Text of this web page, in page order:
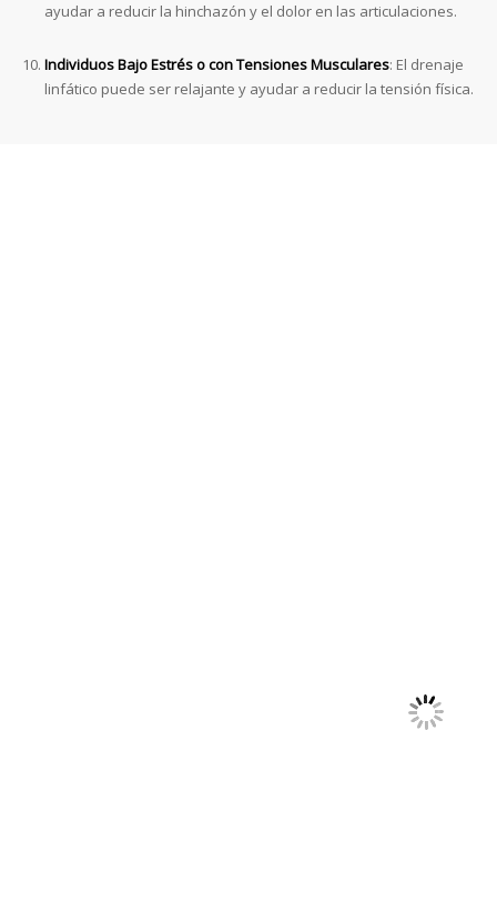
ayudar a reducir la hinchazón y el dolor en las articulaciones.
Individuos Bajo Estrés o con Tensiones Musculares: El drenaje
linfático puede ser relajante y ayudar a reducir la tensión física.